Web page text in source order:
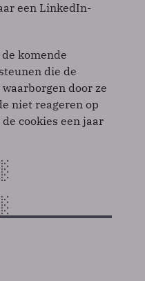
een LinkedIn-
komende
die de
door ze
niet reageren op
cookies een jaar